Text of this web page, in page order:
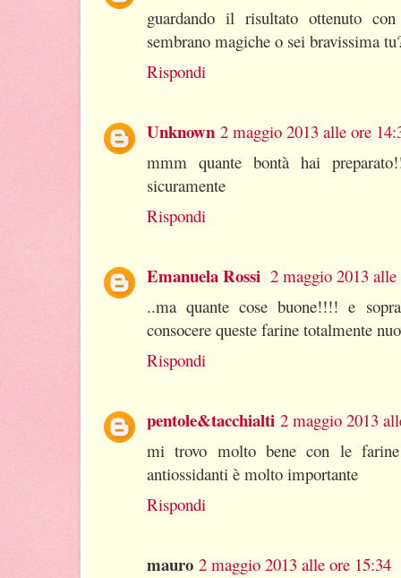
guardando il risultato ottenuto
sembrano magiche o sei bravissima
Rispondi
Unknown 2 maggio 2013 alle ore
mmm quante bontà hai
sicuramente
Rispondi
Emanuela Rossi 2 maggio 2013
..ma quante cose buone!!!! e
consocere queste farine totalmente
Rispondi
pentole&tacchialti 2 maggio 2013
mi trovo molto bene con le
antiossidanti è molto importante
Rispondi
mauro 2 maggio 2013 alle ore 15:34